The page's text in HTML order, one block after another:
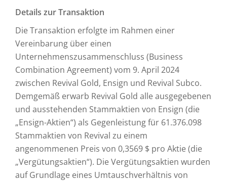
Details zur Transaktion
Die Transaktion erfolgte im Rahmen einer
Vereinbarung über einen
Unternehmenszusammenschluss (Business
Combination Agreement) vom 9. April 2024
zwischen Revival Gold, Ensign und Revival Subco.
Demgemäß erwarb Revival Gold alle ausgegebenen
und ausstehenden Stammaktien von Ensign (die
„Ensign-Aktien“) als Gegenleistung für 61.376.098
Stammaktien von Revival zu einem
angenommenen Preis von 0,3569 $ pro Aktie (die
„Vergütungsaktien“). Die Vergütungsaktien wurden
auf Grundlage eines Umtauschverhältnis von